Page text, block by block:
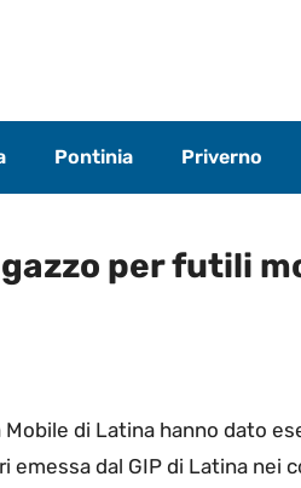
Pontinia Priverno
per futili
di Latina hanno dato
dal GIP di Latina nei